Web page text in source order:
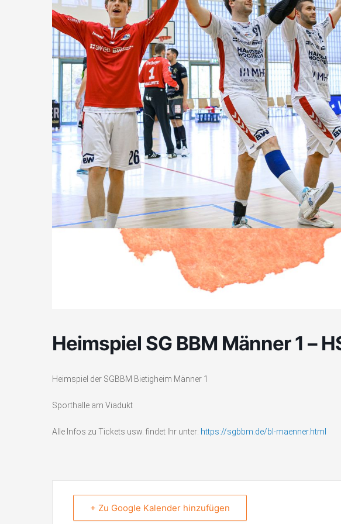
Heimspiel SG BBM Männer 1 –
Heimspiel der SGBBM Bietigheim Männer 1
Sporthalle am Viadukt
Alle Infos zu Tickets usw. findet Ihr unter: https://sgbbm.de/bl-maenner.html
+ Zu Google Kalender hinzufügen